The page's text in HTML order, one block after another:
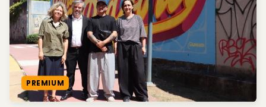
PREMIUM